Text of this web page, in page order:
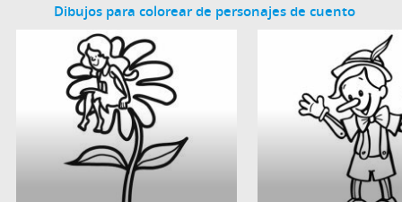
Dibujos para colorear de personajes de cuento